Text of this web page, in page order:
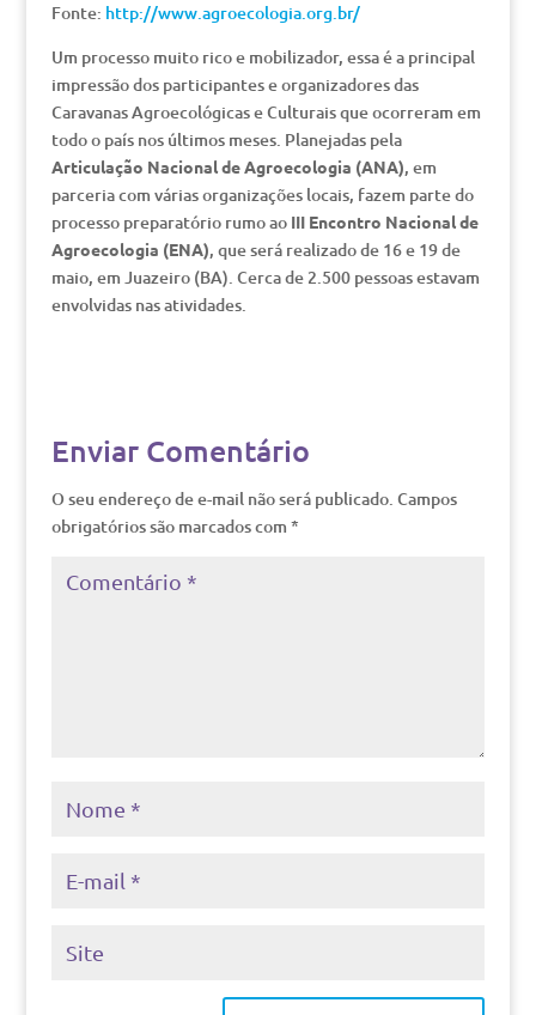
Fonte: http://www.agroecologia.org.br/
Um processo muito rico e mobilizador, essa é a principal
impressão dos participantes e organizadores das
Caravanas Agroecológicas e Culturais que ocorreram em
todo o país nos últimos meses. Planejadas pela
Articulação Nacional de Agroecologia (ANA), em
parceria com várias organizações locais, fazem parte do
processo preparatório rumo ao III Encontro Nacional de
Agroecologia (ENA), que será realizado de 16 e 19 de
maio, em Juazeiro (BA). Cerca de 2.500 pessoas estavam
envolvidas nas atividades.
Enviar Comentário
O seu endereço de e-mail não será publicado. Campos
obrigatórios são marcados com *